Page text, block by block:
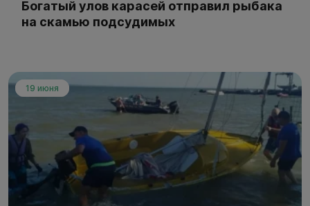
Богатый улов карасей отправил рыбака
на скамью подсудимых
19 июня